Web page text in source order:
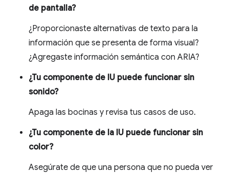
de pantalla?
¿Proporcionaste alternativas de texto para la
información que se presenta de forma visual?
¿Agregaste información semántica con ARIA?
¿Tu componente de IU puede funcionar sin
sonido?
Apaga las bocinas y revisa tus casos de uso.
¿Tu componente de la IU puede funcionar sin
color?
Asegúrate de que una persona que no pueda ver